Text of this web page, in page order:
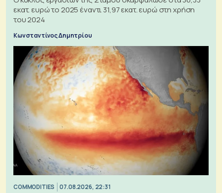
εκατ. ευρώ το 2025 έναντι 31,97 εκατ. ευρώ στη χρήση
του 2024
Κωνσταντίνος Δημητρίου
COMMODITIES 07.08.2026, 22:31